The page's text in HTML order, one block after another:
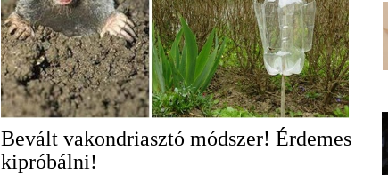
Bevált vakondriasztó módszer! Érdemes
kipróbálni!